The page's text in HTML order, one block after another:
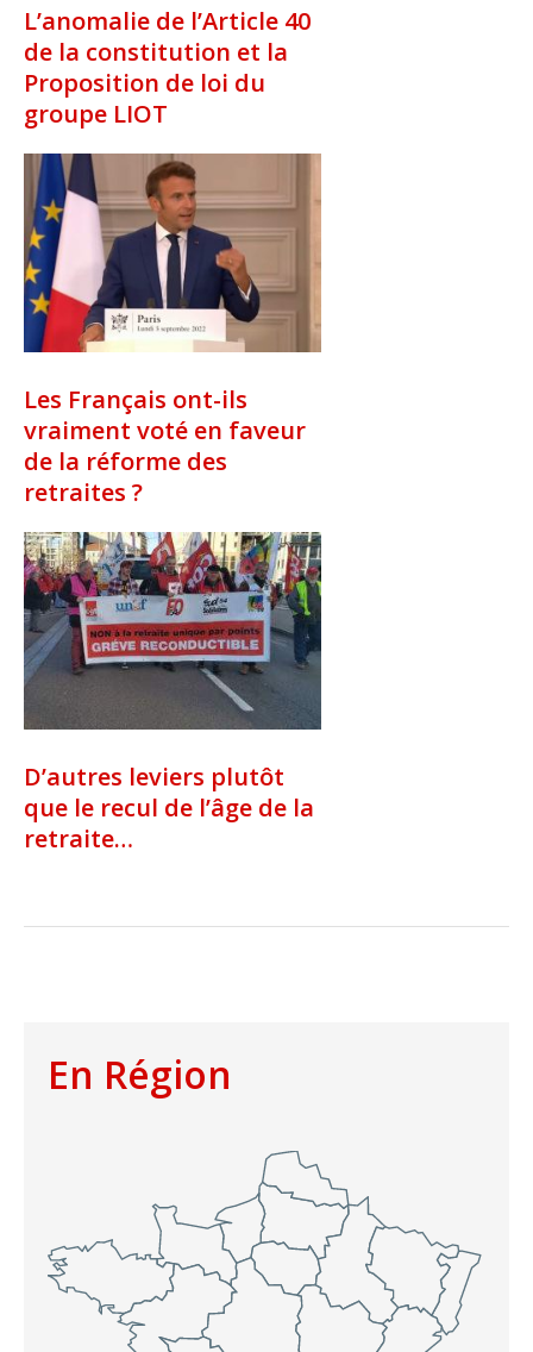
L’anomalie de l’Article 40
de la constitution et la
Proposition de loi du
groupe LIOT
Les Français ont-ils
vraiment voté en faveur
de la réforme des
retraites ?
D’autres leviers plutôt
que le recul de l’âge de la
retraite…
En Région